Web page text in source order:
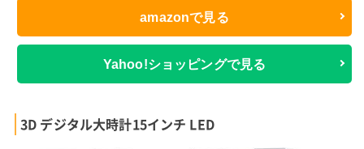
amazonで見る
Yahoo!ショッピングで見る
3D デジタル大時計15インチ LED